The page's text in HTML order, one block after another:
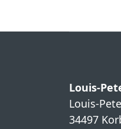
Louis-
Louis-
34497